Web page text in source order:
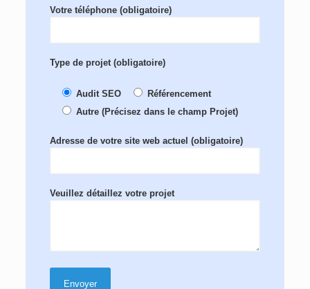
Votre téléphone (obligatoire)
Type de projet (obligatoire)
Audit SEO
Référencement
Autre (Précisez dans le champ Projet)
Adresse de votre site web actuel (obligatoire)
Veuillez détaillez votre projet